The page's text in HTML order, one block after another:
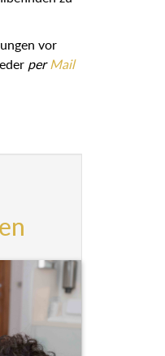
vor
perMail